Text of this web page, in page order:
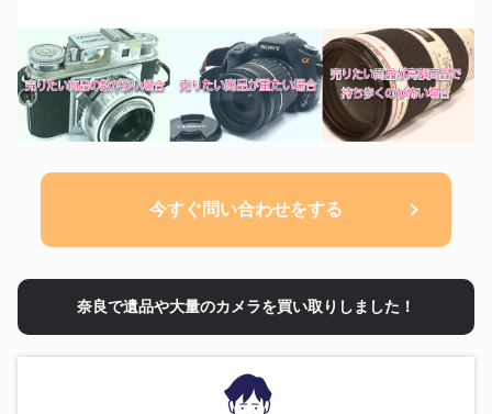
今すぐ問い合わせをする
奈良で遺品や大量のカメラを買い取りしました！